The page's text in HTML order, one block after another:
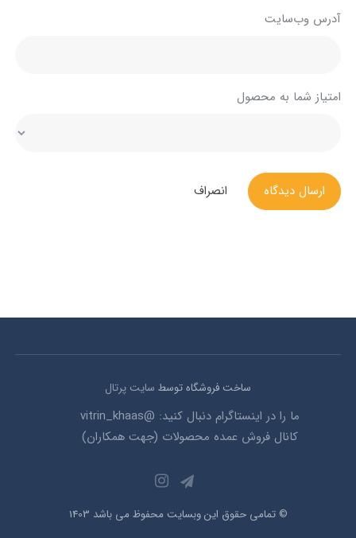
آدرس وب‌سایت
امتیاز شما به محصول
ارسال دیدگاه انصراف
ساخت فروشگاه توسط سایت پرتال
ما را در اینستاگرام دنبال کنید: @vitrin_khaas
کانال فروش عمده محصولات (جهت همکاران)
© تمامی حقوق این وبسایت محفوظ می باشد 1403